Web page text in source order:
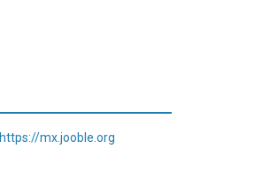
https://mx.jooble.org